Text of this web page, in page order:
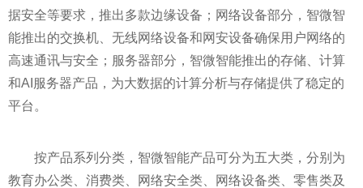
据安全等要求，推出多款边缘设备；网络设备部分，智微智
能推出的交换机、无线网络设备和网安设备确保用户网络的
高速通讯与安全；服务器部分，智微智能推出的存储、计算
和AI服务器产品，为大数据的计算分析与存储提供了稳定的
平台。
按产品系列分类，智微智能产品可分为五大类，分别为
教育办公类、消费类、网络安全类、网络设备类、零售类及